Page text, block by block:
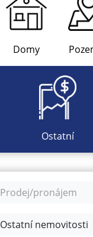
Domy
Ostatní
Prodej/pronájem
Ostatní nemovitosti